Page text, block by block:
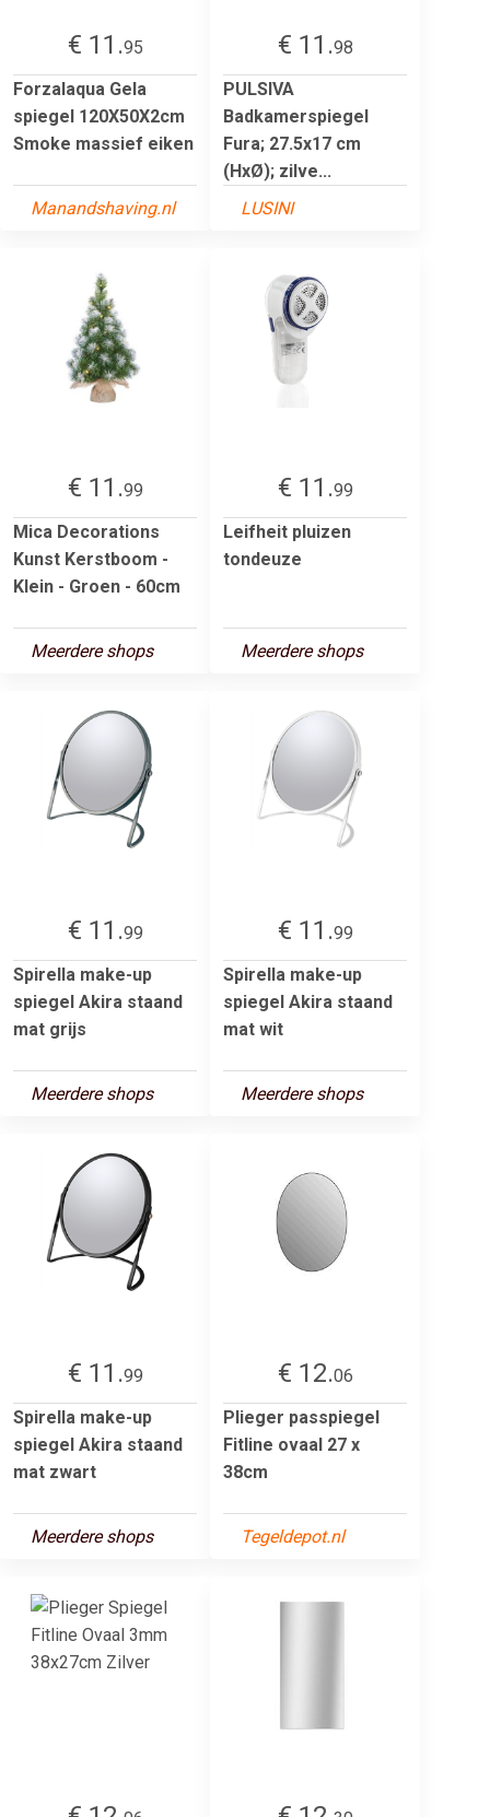
€ 11.95
Forzalaqua Gela
spiegel 120X50X2cm
Smoke massief eiken
Manandshaving.nl
€ 11.98
PULSIVA
Badkamerspiegel
Fura; 27.5x17 cm
(HxØ); zilve...
LUSINI
€ 11.99
Mica Decorations
Kunst Kerstboom -
Klein - Groen - 60cm
Meerdere shops
€ 11.99
Leifheit pluizen
tondeuze
Meerdere shops
€ 11.99
Spirella make-up
spiegel Akira staand
mat grijs
Meerdere shops
€ 11.99
Spirella make-up
spiegel Akira staand
mat wit
Meerdere shops
€ 11.99
Spirella make-up
spiegel Akira staand
mat zwart
Meerdere shops
€ 12.06
Plieger passpiegel
Fitline ovaal 27 x
38cm
Tegeldepot.nl